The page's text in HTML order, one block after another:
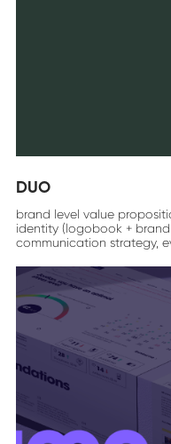
DUO
brand level value
identity (logobook +
communication strategy,